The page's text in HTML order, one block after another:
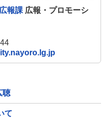
報課 広報・プロモーシ
聴
て